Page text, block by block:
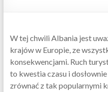
W tej chwili Albania jest
krajów w Europie, ze
konsekwencjami. Ruch
to kwestia czasu i
zrównać z tak popularnymi